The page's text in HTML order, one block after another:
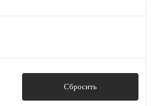
Сбросить